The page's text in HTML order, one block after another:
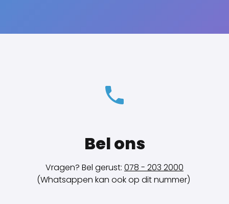
Bel ons
Vragen? Bel gerust: 078 - 203 2000
(Whatsappen kan ook op dit nummer)